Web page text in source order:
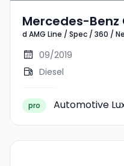
Mercedes-Benz
AMG Line / Spec
Service
d AMG Line / Spec / 360 /
09/2019
Diesel
pro Automotive